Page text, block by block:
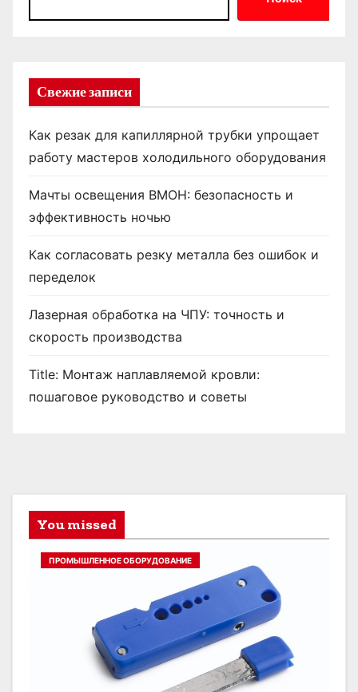
Свежие записи
Как резак для капиллярной трубки упрощает
работу мастеров холодильного оборудования
Мачты освещения ВМОН: безопасность и
эффективность ночью
Как согласовать резку металла без ошибок и
переделок
Лазерная обработка на ЧПУ: точность и
скорость производства
Title: Монтаж наплавляемой кровли:
пошаговое руководство и советы
You missed
ПРОМЫШЛЕННОЕ ОБОРУДОВАНИЕ